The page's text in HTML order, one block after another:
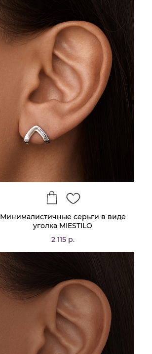
Минималистичные серьги в виде
уголка MIESTILO
2 115 р.